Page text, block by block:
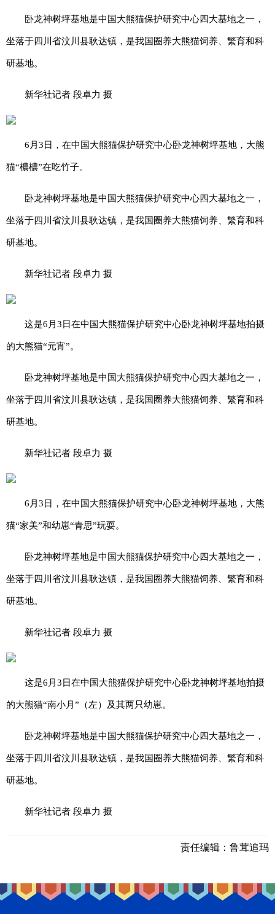
卧龙神树坪基地是中国大熊猫保护研究中心四大基地之一，
坐落于四川省汶川县耿达镇，是我国圈养大熊猫饲养、繁育和科
研基地。
新华社记者 段卓力 摄
6月3日，在中国大熊猫保护研究中心卧龙神树坪基地，大熊
猫“檂檂”在吃竹子。
卧龙神树坪基地是中国大熊猫保护研究中心四大基地之一，
坐落于四川省汶川县耿达镇，是我国圈养大熊猫饲养、繁育和科
研基地。
新华社记者 段卓力 摄
这是6月3日在中国大熊猫保护研究中心卧龙神树坪基地拍摄
的大熊猫“元宵”。
卧龙神树坪基地是中国大熊猫保护研究中心四大基地之一，
坐落于四川省汶川县耿达镇，是我国圈养大熊猫饲养、繁育和科
研基地。
新华社记者 段卓力 摄
6月3日，在中国大熊猫保护研究中心卧龙神树坪基地，大熊
猫“家美”和幼崽“青思”玩耍。
卧龙神树坪基地是中国大熊猫保护研究中心四大基地之一，
坐落于四川省汶川县耿达镇，是我国圈养大熊猫饲养、繁育和科
研基地。
新华社记者 段卓力 摄
这是6月3日在中国大熊猫保护研究中心卧龙神树坪基地拍摄
的大熊猫“南小月”（左）及其两只幼崽。
卧龙神树坪基地是中国大熊猫保护研究中心四大基地之一，
坐落于四川省汶川县耿达镇，是我国圈养大熊猫饲养、繁育和科
研基地。
新华社记者 段卓力 摄
责任编辑： 鲁茸追玛